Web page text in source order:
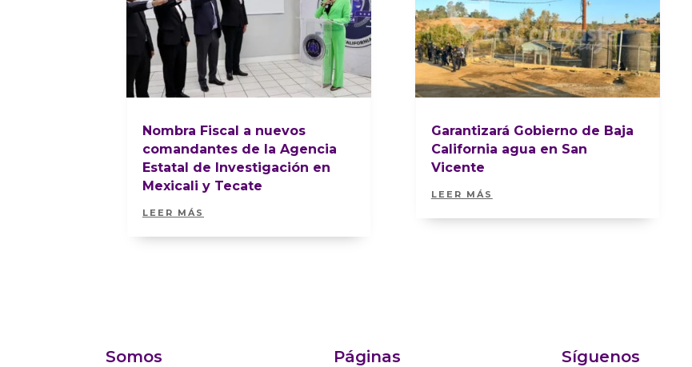
Nombra Fiscal a nuevos
comandantes de la Agencia
Estatal de Investigación en
Mexicali y Tecate
LEER MÁS
Garantizará Gobierno de Baja
California agua en San
Vicente
LEER MÁS
Somos Páginas Síguenos